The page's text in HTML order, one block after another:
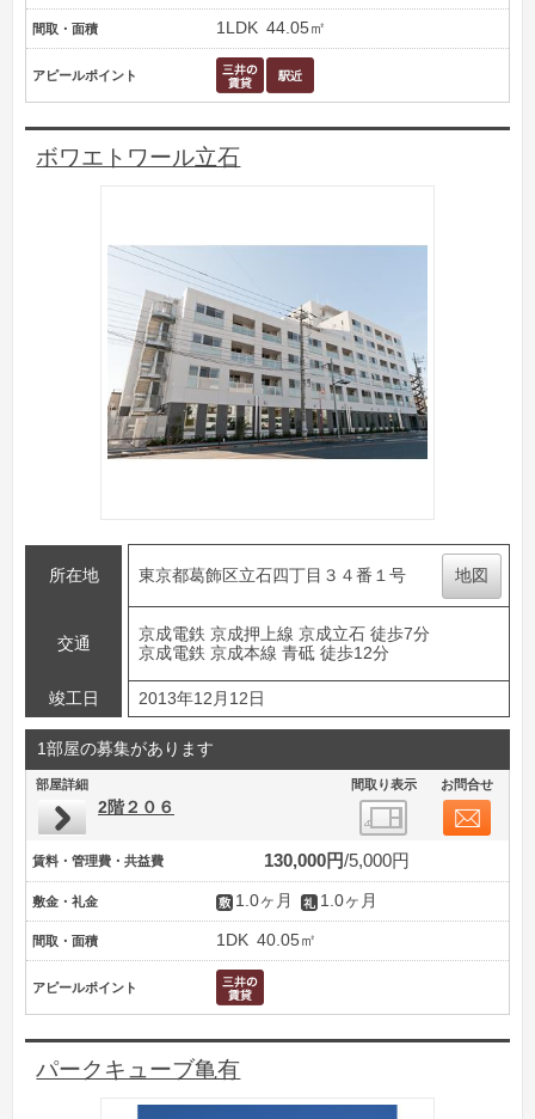
間取・面積 1LDK 44.05㎡
アピールポイント
ボワエトワール立石
所在地 東京都葛飾区立石四丁目３４番１号 地図
交通
京成電鉄 京成押上線 京成立石 徒歩7分
京成電鉄 京成本線 青砥 徒歩12分
竣工日 2013年12月12日
1部屋の募集があります
部屋詳細 間取り表示 お問合せ
2階２０６
賃料・管理費・共益費 130,000円 5,000円
敷金・礼金 1.0ヶ月 1.0ヶ月
間取・面積 1DK 40.05㎡
アピールポイント
パークキューブ亀有